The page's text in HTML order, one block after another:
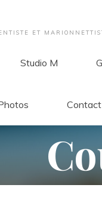
ET
Studio M
Contact
Co